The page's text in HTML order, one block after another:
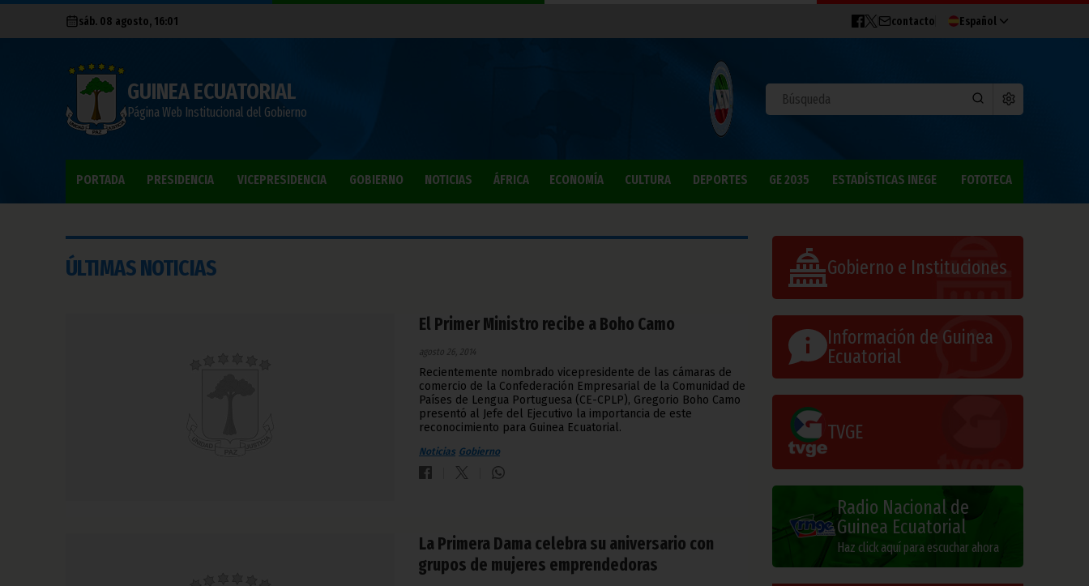
sáb. 08 agosto, 16:01 contacto Español
GUINEA ECUATORIAL
Página Web Institucional del Gobierno
PORTADA PRESIDENCIA VICEPRESIDENCIA GOBIERNO NOTICIAS ÁFRICA ECONOMÍA CULTURA DEPORTES GE 2035 ESTADÍSTICAS INEGE FOTOTECA
ÚLTIMAS NOTICIAS
El Primer Ministro recibe a Boho Camo
agosto 26, 2014
Recientemente nombrado vicepresidente de las cámaras de
comercio de la Confederación Empresarial de la Comunidad de
Países de Lengua Portuguesa (CE-CPLP), Gregorio Boho Camo
presentó al Jefe del Ejecutivo la importancia de este
reconocimiento para Guinea Ecuatorial.
Noticias Gobierno
La Primera Dama celebra su aniversario con
grupos de mujeres emprendedoras
Gobierno e Instituciones
Información de Guinea
Ecuatorial
TVGE
Radio Nacional de
Guinea Ecuatorial
Haz click aquí para escuchar ahora